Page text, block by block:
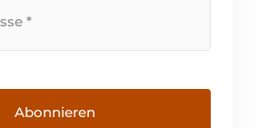
Abonnieren